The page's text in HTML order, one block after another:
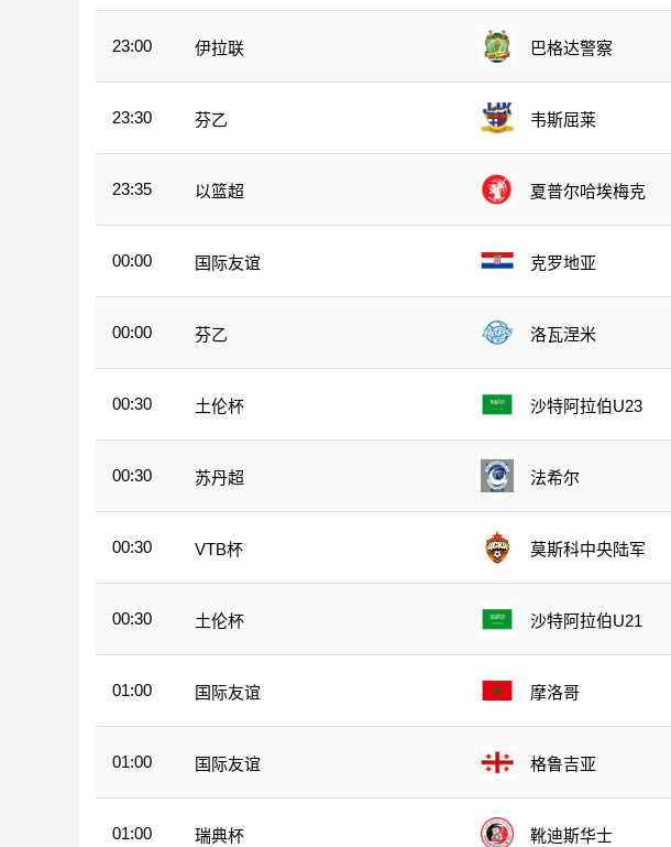
23:00 伊拉联 巴格达警察
23:30 芬乙 韦斯屈莱
23:35 以篮超 夏普尔哈埃梅克
00:00 国际友谊 克罗地亚
00:00 芬乙 洛瓦涅米
00:30 土伦杯 沙特阿拉伯U23
00:30 苏丹超 法希尔
00:30 VTB杯 莫斯科中央陆军
00:30 土伦杯 沙特阿拉伯U21
01:00 国际友谊 摩洛哥
01:00 国际友谊 格鲁吉亚
01:00 瑞典杯 靴迪斯华士